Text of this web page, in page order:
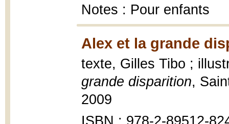
Notes : Pour enfants
Alex et la grande
texte, Gilles Tibo ;
grande disparition,
2009
ISBN : 978-2-89512-